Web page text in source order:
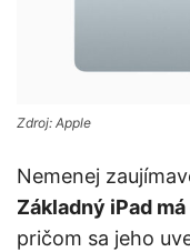
Zdroj: Apple
Nemenej
Základný iPad
pričom sa jeho